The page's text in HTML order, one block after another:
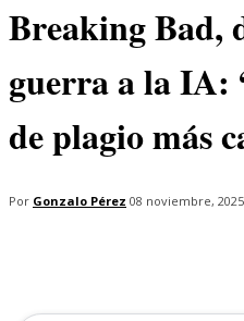
Breaking Bad,
guerra a la IA:
de plagio más
Por Gonzalo Pérez 08 noviembre,